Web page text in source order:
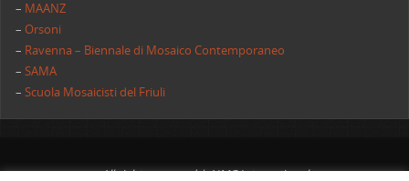
– MAANZ
–Orsoni
– Ravenna – Biennale di Mosaico Contemporaneo
–SAMA
–Scuola Mosaicisti del Friuli
All rights reserved | AIMC International